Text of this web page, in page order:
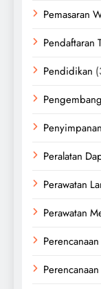
Pemasaran
Pendaftaran
Pendidikan
Peralatan
Perawatan
Perawatan